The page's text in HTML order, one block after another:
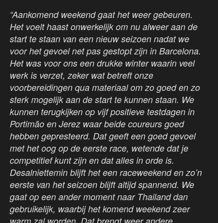
“Aankomend weekend gaat het weer gebeuren.
Het voelt haast onwerkelijk om nu alweer aan de
start te staan van een nieuw seizoen nadat we
voor het gevoel net pas gestopt zijn in Barcelona.
Het was voor ons een drukke winter waarin veel
werk is verzet, zeker wat betreft onze
voorbereidingen qua materiaal om zo goed en zo
sterk mogelijk aan de start te kunnen staan. We
kunnen terugkijken op vijf positieve testdagen in
Portimão en Jerez waar beide coureurs goed
hebben gepresteerd. Dat geeft een goed gevoel
met het oog op de eerste race, wetende dat je
competitief kunt zijn en dat alles in orde is.
Desalniettemin blijft het een raceweekend en zo’n
eerste van het seizoen blijft altijd spannend. We
gaat op een ander moment naar Thailand dan
gebruikelijk, waarbij het komend weekend zeer